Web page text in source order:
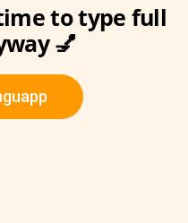
to type full
💅